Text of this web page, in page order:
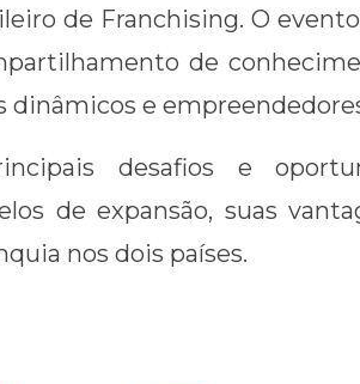
de Franchising. O
de
dinâmicos e
desafios e
de expansão, suas
nos dois países.